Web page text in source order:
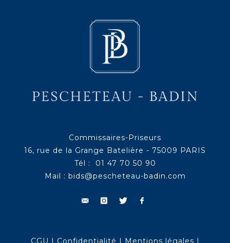
Commissaires-Priseurs
16, rue de la Grange Batelière - 75009 PARIS
Tél : 01 47 70 50 90
Mail : bids@pescheteau-badin.com
CGU | Confidentialité | Mentions légales |